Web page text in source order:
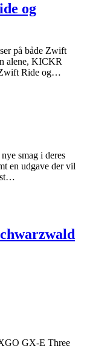
og
på både Zwift
alene, KICKR
Zwift Ride og…
smag i deres
en udgave der vil
GX-E Three